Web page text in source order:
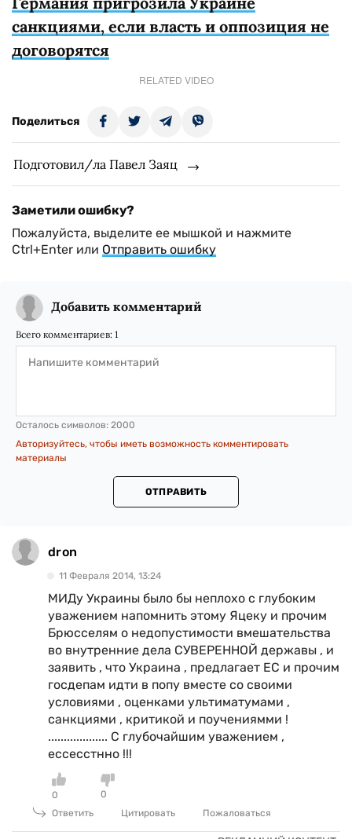
санкциями, если власть и оппозиция не
договорятся
RELATED VIDEO
Поделиться
Подготовил/ла Павел Заяц
Заметили ошибку?
Пожалуйста, выделите ее мышкой и нажмите
Ctrl+Enter или Отправить ошибку
Добавить комментарий
Всего комментариев: 1
Осталось символов: 2000
Авторизуйтесь, чтобы иметь возможность комментировать
материалы
ОТПРАВИТЬ
dron
11 Февраля 2014, 13:24
МИДу Украины было бы неплохо с глубоким
уважением напомнить этому Яцеку и прочим
Брюсселям о недопустимости вмешательства
во внутренние дела СУВЕРЕННОЙ державы , и
заявить , что Укpaинa , предлагает ЕС и прочим
госдепам идти в пoпy вместе со своими
условиями , оценками ультиматумами ,
санкциями , критикой и поучениямми !
................... С глубочайшим уважением ,
ессесстнно !!!
0
0
Ответить
Цитировать Пожаловаться